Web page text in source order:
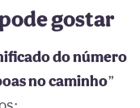
gostar
do número
no caminho”